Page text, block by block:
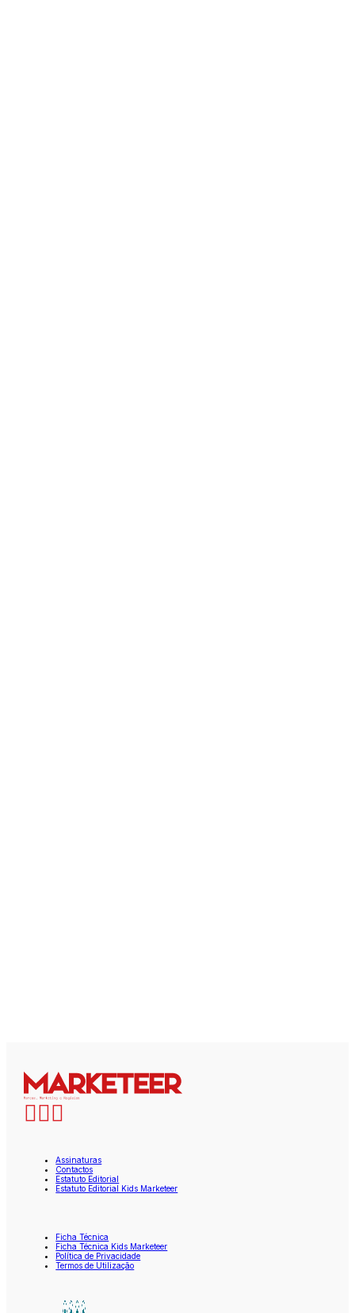
Assinaturas
Contactos
Estatuto Editorial
Estatuto Editorial Kids Marketeer
Ficha Técnica
Ficha Técnica Kids Marketeer
Política de Privacidade
Termos de Utilização